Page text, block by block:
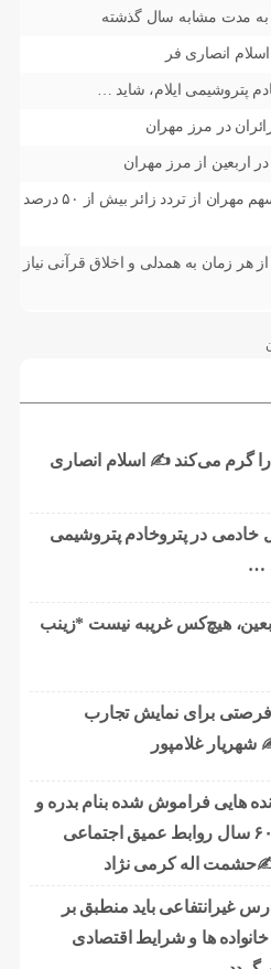
انصاری فر
پتروشیمی ایلام، شاید …
در مرز مهران
رئیس ستاد مرکزی اربعین: سهم مهران از تردد زائر بیش از ۵۰ درصد
هر زمان به همدلی و اخلاق قرآنی نیاز
را گرم می‌کند ✍️ اسلام انصاری
خادمی در پتروخادم پتروشیمی
…
هیچ‌کس غریبه نیست *زینب
فرصتی برای نمایش تجارب
شهریار غلامپور
هایی فراموش شده بنام بدره و
سربندر با ۶۰ سال روابط عمیق اجتماعی
✍حشمت اله کرمی نژاد
غیرانتفاعی باید منطبق بر
ها و شرایط اقتصادی